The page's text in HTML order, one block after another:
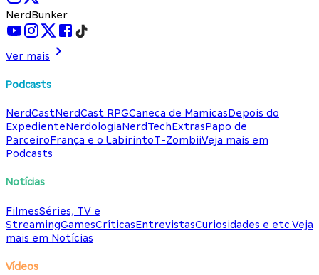
NerdBunker
Ver mais
Podcasts
NerdCastNerdCast RPGCaneca de MamicasDepois do
ExpedienteNerdologiaNerdTechExtrasPapo de
ParceiroFrança e o LabirintoT-ZombiiVeja mais em
Podcasts
Notícias
FilmesSéries, TV e
StreamingGamesCríticasEntrevistasCuriosidades e etc.Veja
mais em Notícias
Vídeos